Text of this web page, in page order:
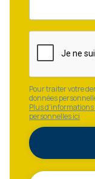
Pour traiter votre
données
Plus d'informations
personnelles ici